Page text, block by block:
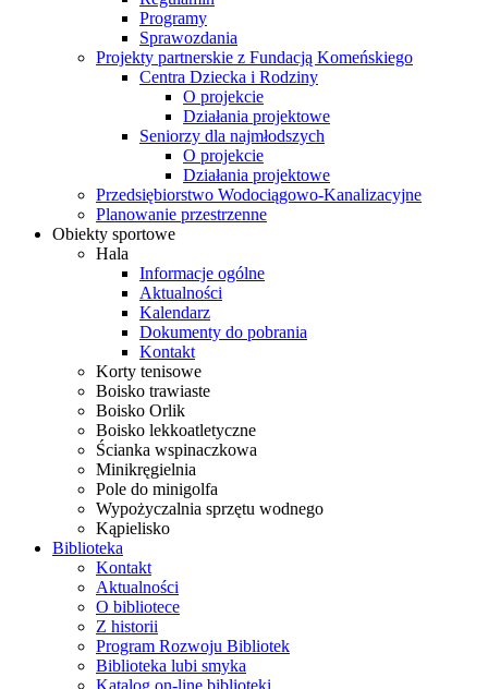
Programy
Sprawozdania
Projekty partnerskie z Fundacją Komeńskiego
Centra Dziecka i Rodziny
O projekcie
Działania projektowe
Seniorzy dla najmłodszych
O projekcie
Działania projektowe
Przedsiębiorstwo Wodociągowo-Kanalizacyjne
Planowanie przestrzenne
Obiekty sportowe
Hala
Informacje ogólne
Aktualności
Kalendarz
Dokumenty do pobrania
Kontakt
Korty tenisowe
Boisko trawiaste
Boisko Orlik
Boisko lekkoatletyczne
Ścianka wspinaczkowa
Minikręgielnia
Pole do minigolfa
Wypożyczalnia sprzętu wodnego
Kąpielisko
Biblioteka
Kontakt
Aktualności
O bibliotece
Z historii
Program Rozwoju Bibliotek
Biblioteka lubi smyka
Katalog on-line biblioteki